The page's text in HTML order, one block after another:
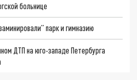
больнице
парк и гимназию
ДТП на юго-западе Петербурга